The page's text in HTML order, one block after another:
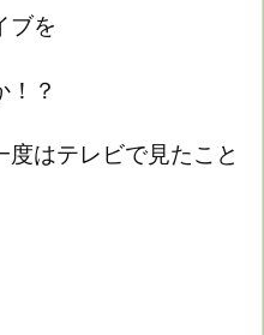
ブを
！？
はテレビで見たこと